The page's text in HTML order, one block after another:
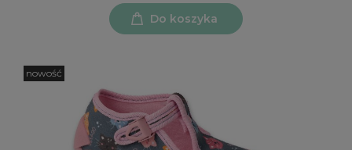
Do koszyka
nowość